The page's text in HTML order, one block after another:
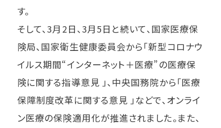
す。
そして、3月2日、3月5日と続いて、国家医療保
険局、国家衛生健康委員会から「新型コロナウ
イルス期間“インターネット＋医療”の医療保
険に関する指導意見 」、中央国務院から「医療
保障制度改革に関する意見 」などで、オンライ
ン医療の保険適用化が推進されました。また、